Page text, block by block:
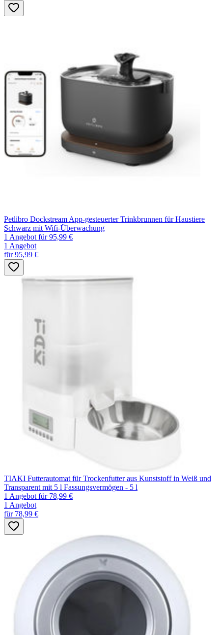
Petlibro Dockstream App-gesteuerter Trinkbrunnen für Haustiere
Schwarz mit Wifi-Überwachung
1 Angebot für 95,99 €
1 Angebot
für 95,99 €
TIAKI Futterautomat für Trockenfutter aus Kunststoff in Weiß und
Transparent mit 5 l Fassungsvermögen - 5 l
1 Angebot für 78,99 €
1 Angebot
für 78,99 €